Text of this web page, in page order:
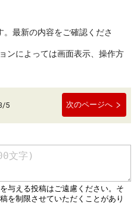
最新の内容をご確認くださ
ンによっては画面表示、操作方
/5 次のページへ